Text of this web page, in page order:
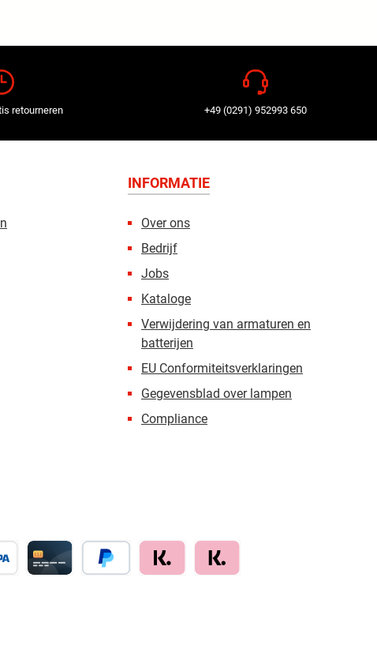
retourneren +49 (0291) 952993 650
INFORMATIE
Over ons
Bedrijf
Jobs
Kataloge
Verwijdering van armaturen en
batterijen
EU Conformiteitsverklaringen
Gegevensblad over lampen
Compliance